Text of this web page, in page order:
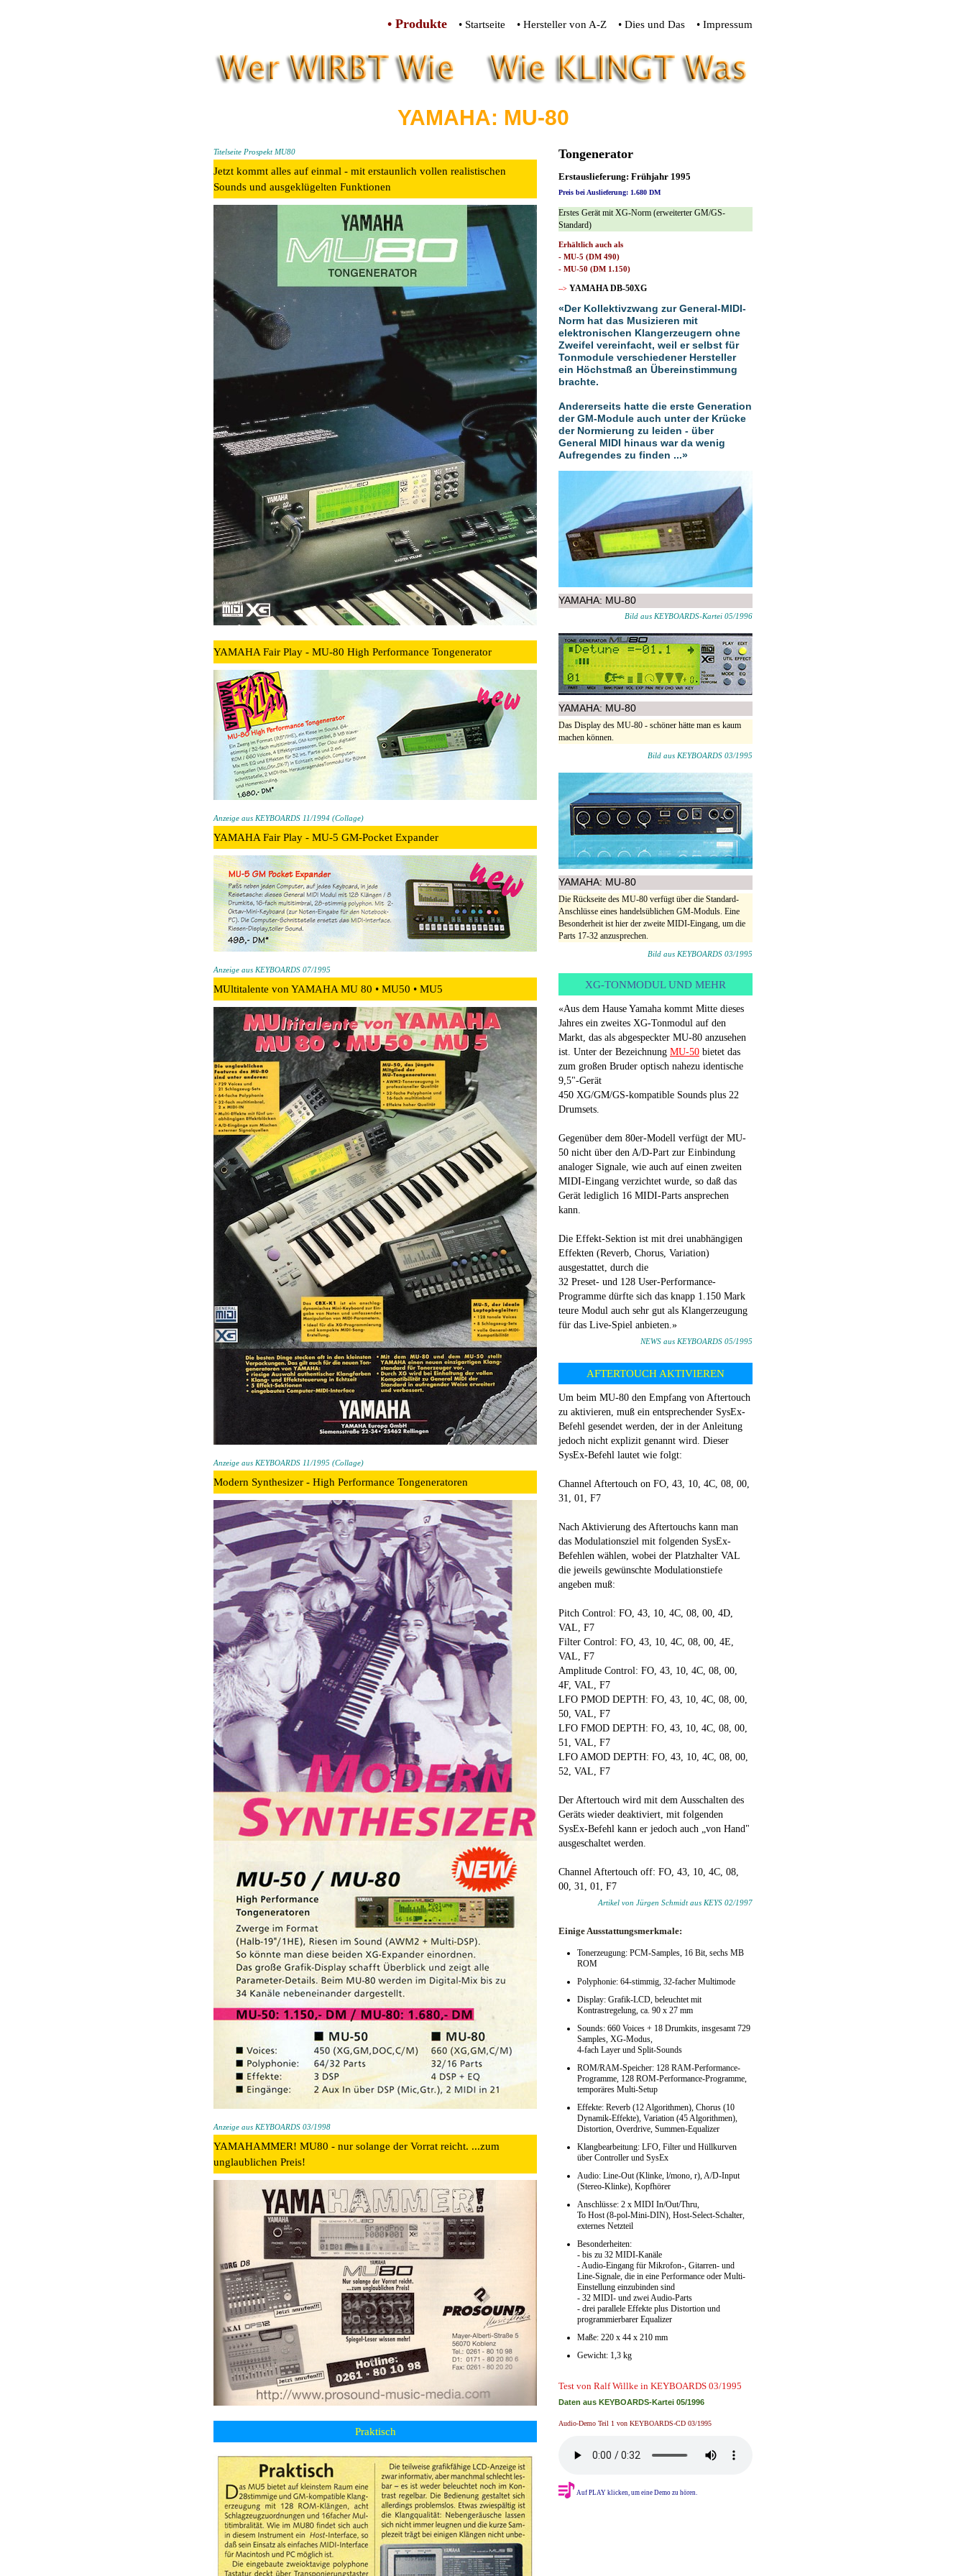
• Produkte • Startseite • Hersteller von A-Z • Dies und Das • Impressum
YAMAHA: MU-80
Titelseite Prospekt MU80
Jetzt kommt alles auf einmal - mit erstaunlich vollen realistischen
Sounds und ausgeklügelten Funktionen
YAMAHA Fair Play - MU-80 High Performance Tongenerator
Anzeige aus KEYBOARDS 11/1994 (Collage)
YAMAHA Fair Play - MU-5 GM-Pocket Expander
Anzeige aus KEYBOARDS 07/1995
MUltitalente von YAMAHA MU 80 • MU50 • MU5
Anzeige aus KEYBOARDS 11/1995 (Collage)
Modern Synthesizer - High Performance Tongeneratoren
Anzeige aus KEYBOARDS 03/1998
YAMAHAMMER! MU80 - nur solange der Vorrat reicht. ...zum
unglaublichen Preis!
Praktisch
Tongenerator
Erstauslieferung: Frühjahr 1995
Preis bei Auslieferung: 1.680 DM
Erstes Gerät mit XG-Norm (erweiterter GM/GS-
Standard)
Erhältlich auch als
- MU-5 (DM 490)
- MU-50 (DM 1.150)
--> YAMAHA DB-50XG
«Der Kollektivzwang zur General-MIDI-
Norm hat das Musizieren mit
elektronischen Klangerzeugern ohne
Zweifel vereinfacht, weil er selbst für
Tonmodule verschiedener Hersteller
ein Höchstmaß an Übereinstimmung
brachte.
Andererseits hatte die erste Generation
der GM-Module auch unter der Krücke
der Normierung zu leiden - über
General MIDI hinaus war da wenig
Aufregendes zu finden ...»
YAMAHA: MU-80
Bild aus KEYBOARDS-Kartei 05/1996
YAMAHA: MU-80
Das Display des MU-80 - schöner hätte man es kaum
machen können.
Bild aus KEYBOARDS 03/1995
YAMAHA: MU-80
Die Rückseite des MU-80 verfügt über die Standard-
Anschlüsse eines handelsüblichen GM-Moduls. Eine
Besonderheit ist hier der zweite MIDI-Eingang, um die
Parts 17-32 anzusprechen.
Bild aus KEYBOARDS 03/1995
XG-TONMODUL UND MEHR
«Aus dem Hause Yamaha kommt Mitte dieses
Jahres ein zweites XG-Tonmodul auf den
Markt, das als abgespeckter MU-80 anzusehen
ist. Unter der Bezeichnung MU-50 bietet das
zum großen Bruder optisch nahezu identische
9,5"-Gerät
450 XG/GM/GS-kompatible Sounds plus 22
Drumsets.
Gegenüber dem 80er-Modell verfügt der MU-
50 nicht über den A/D-Part zur Einbindung
analoger Signale, wie auch auf einen zweiten
MIDI-Eingang verzichtet wurde, so daß das
Gerät lediglich 16 MIDI-Parts ansprechen
kann.
Die Effekt-Sektion ist mit drei unabhängigen
Effekten (Reverb, Chorus, Variation)
ausgestattet, durch die
32 Preset- und 128 User-Performance-
Programme dürfte sich das knapp 1.150 Mark
teure Modul auch sehr gut als Klangerzeugung
für das Live-Spiel anbieten.»
NEWS aus KEYBOARDS 05/1995
AFTERTOUCH AKTIVIEREN
Um beim MU-80 den Empfang von Aftertouch
zu aktivieren, muß ein entsprechender SysEx-
Befehl gesendet werden, der in der Anleitung
jedoch nicht explizit genannt wird. Dieser
SysEx-Befehl lautet wie folgt:
Channel Aftertouch on FO, 43, 10, 4C, 08, 00,
31, 01, F7
Nach Aktivierung des Aftertouchs kann man
das Modulationsziel mit folgenden SysEx-
Befehlen wählen, wobei der Platzhalter VAL
die jeweils gewünschte Modulationstiefe
angeben muß:
Pitch Control: FO, 43, 10, 4C, 08, 00, 4D,
VAL, F7
Filter Control: FO, 43, 10, 4C, 08, 00, 4E,
VAL, F7
Amplitude Control: FO, 43, 10, 4C, 08, 00,
4F, VAL, F7
LFO PMOD DEPTH: FO, 43, 10, 4C, 08, 00,
50, VAL, F7
LFO FMOD DEPTH: FO, 43, 10, 4C, 08, 00,
51, VAL, F7
LFO AMOD DEPTH: FO, 43, 10, 4C, 08, 00,
52, VAL, F7
Der Aftertouch wird mit dem Ausschalten des
Geräts wieder deaktiviert, mit folgenden
SysEx-Befehl kann er jedoch auch „von Hand"
ausgeschaltet werden.
Channel Aftertouch off: FO, 43, 10, 4C, 08,
00, 31, 01, F7
Artikel von Jürgen Schmidt aus KEYS 02/1997
Einige Ausstattungsmerkmale:
Tonerzeugung: PCM-Samples, 16 Bit, sechs MB
ROM
Polyphonie: 64-stimmig, 32-facher Multimode
Display: Grafik-LCD, beleuchtet mit
Kontrastregelung, ca. 90 x 27 mm
Sounds: 660 Voices + 18 Drumkits, insgesamt 729
Samples, XG-Modus,
4-fach Layer und Split-Sounds
ROM/RAM-Speicher: 128 RAM-Performance-
Programme, 128 ROM-Performance-Programme,
temporäres Multi-Setup
Effekte: Reverb (12 Algorithmen), Chorus (10
Dynamik-Effekte), Variation (45 Algorithmen),
Distortion, Overdrive, Summen-Equalizer
Klangbearbeitung: LFO, Filter und Hüllkurven
über Controller und SysEx
Audio: Line-Out (Klinke, l/mono, r), A/D-Input
(Stereo-Klinke), Kopfhörer
Anschlüsse: 2 x MIDI In/Out/Thru,
To Host (8-pol-Mini-DIN), Host-Select-Schalter,
externes Netzteil
Besonderheiten:
- bis zu 32 MIDI-Kanäle
- Audio-Eingang für Mikrofon-, Gitarren- und
Line-Signale, die in eine Performance oder Multi-
Einstellung einzubinden sind
- 32 MIDI- und zwei Audio-Parts
- drei parallele Effekte plus Distortion und
programmierbarer Equalizer
Maße: 220 x 44 x 210 mm
Gewicht: 1,3 kg
Test von Ralf Willke in KEYBOARDS 03/1995
Daten aus KEYBOARDS-Kartei 05/1996
Audio-Demo Teil 1 von KEYBOARDS-CD 03/1995
Auf PLAY klicken, um eine Demo zu hören.